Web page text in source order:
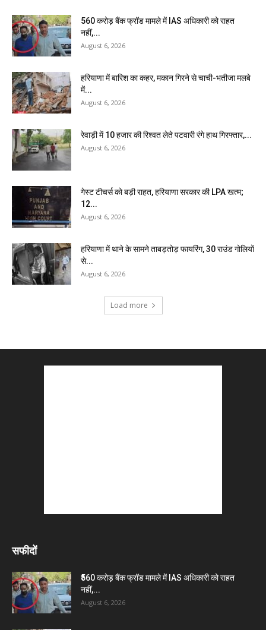
₹560 करोड़ बैंक फ्रॉड मामले में IAS अधिकारी को राहत
नहीं,...
August 6, 2026
हरियाणा में बारिश का कहर, मकान गिरने से चाची-भतीजा मलबे
में...
August 6, 2026
रेवाड़ी में 10 हजार की रिश्वत लेते पटवारी रंगे हाथ गिरफ्तार,...
August 6, 2026
गेस्ट टीचर्स को बड़ी राहत, हरियाणा सरकार की LPA खत्म;
12...
August 6, 2026
हरियाणा में थाने के सामने ताबड़तोड़ फायरिंग, 30 राउंड गोलियों
से...
August 6, 2026
Load more
सफीदों
₹560 करोड़ बैंक फ्रॉड मामले में IAS अधिकारी को राहत
नहीं,...
August 6, 2026